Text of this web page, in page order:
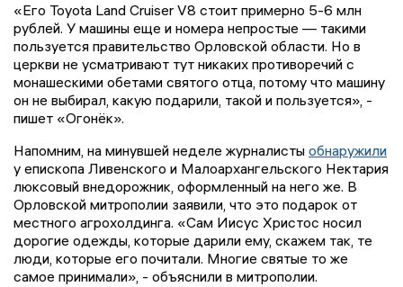
«Его Toyota Land Cruiser V8 стоит примерно 5-6 млн
рублей. У машины еще и номера непростые — такими
пользуется правительство Орловской области. Но в
церкви не усматривают тут никаких противоречий с
монашескими обетами святого отца, потому что машину
он не выбирал, какую подарили, такой и пользуется», -
пишет «Огонёк».
Напомним, на минувшей неделе журналисты обнаружили
у епископа Ливенского и Малоархангельского Нектария
люксовый внедорожник, оформленный на него же. В
Орловской митрополии заявили, что это подарок от
местного агрохолдинга. «Сам Иисус Христос носил
дорогие одежды, которые дарили ему, скажем так, те
люди, которые его почитали. Многие святые то же
самое принимали», - объяснили в митрополии.